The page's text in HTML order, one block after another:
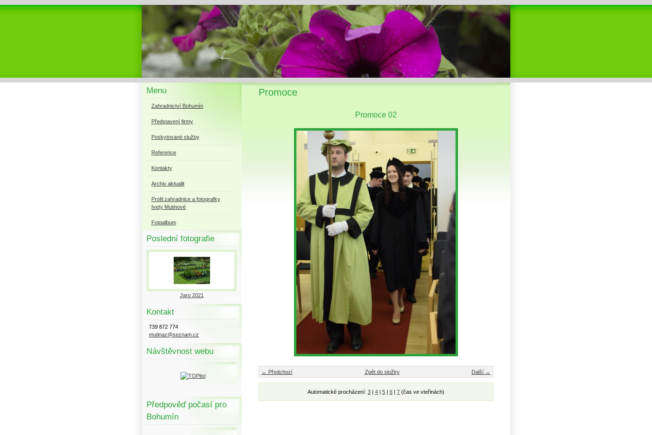
Menu
Zahradnictví Bohumín
Představení firmy
Poskytované služby
Reference
Kontakty
Archiv aktualit
Profil zahradnice a fotografky
Ivety Mutinové
Fotoalbum
Poslední fotografie
Jaro 2021
Kontakt
739 872 774
mutinaz@seznam.cz
Návštěvnost webu
Předpověď počasí pro
Bohumín
Promoce
Promoce 02
← Předchozí Další →
Zpět do složky
Automatické procházení: 3 | 4 | 5 | 6 | 7 (čas ve vteřinách)